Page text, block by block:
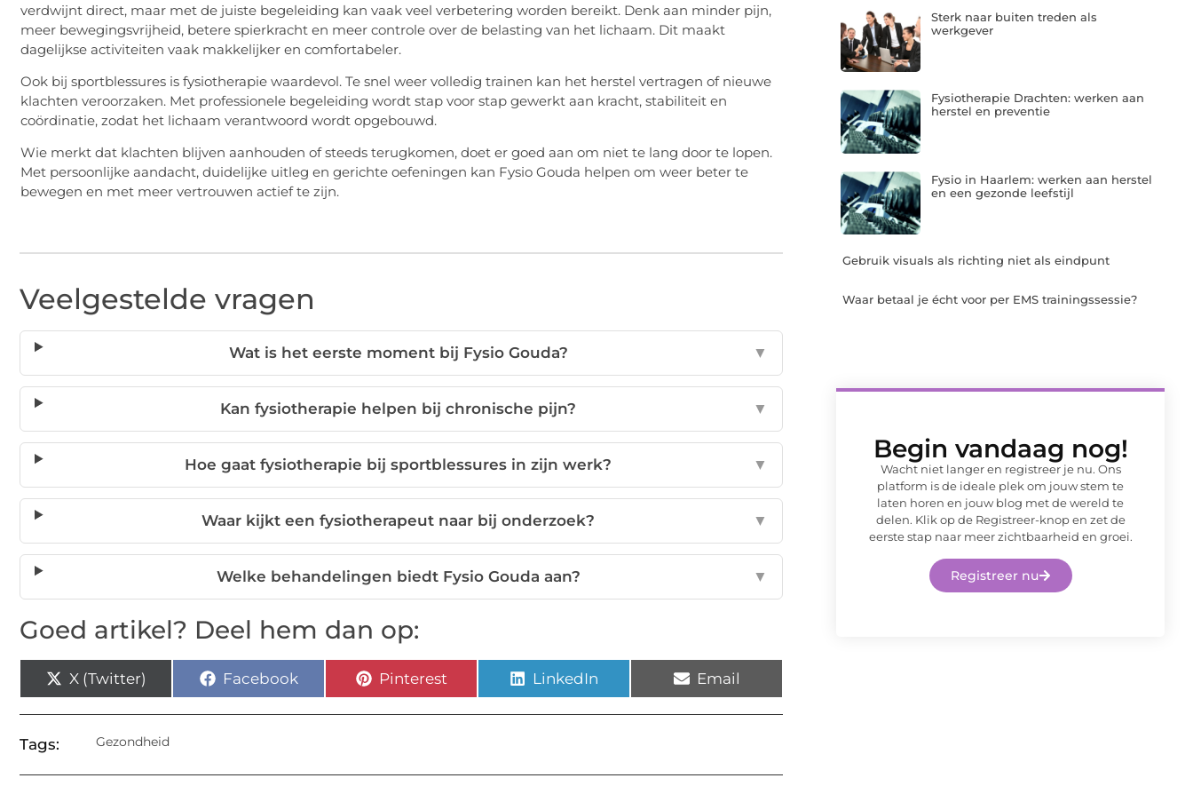
verdwijnt direct, maar met de juiste begeleiding kan vaak veel verbetering worden bereikt. Denk aan minder pijn,
meer bewegingsvrijheid, betere spierkracht en meer controle over de belasting van het lichaam. Dit maakt
dagelijkse activiteiten vaak makkelijker en comfortabeler.
Ook bij sportblessures is fysiotherapie waardevol. Te snel weer volledig trainen kan het herstel vertragen of nieuwe
klachten veroorzaken. Met professionele begeleiding wordt stap voor stap gewerkt aan kracht, stabiliteit en
coördinatie, zodat het lichaam verantwoord wordt opgebouwd.
Wie merkt dat klachten blijven aanhouden of steeds terugkomen, doet er goed aan om niet te lang door te lopen.
Met persoonlijke aandacht, duidelijke uitleg en gerichte oefeningen kan Fysio Gouda helpen om weer beter te
bewegen en met meer vertrouwen actief te zijn.
Veelgestelde vragen
Wat is het eerste moment bij Fysio Gouda? ▼
Kan fysiotherapie helpen bij chronische pijn? ▼
Hoe gaat fysiotherapie bij sportblessures in zijn werk? ▼
Waar kijkt een fysiotherapeut naar bij onderzoek? ▼
Welke behandelingen biedt Fysio Gouda aan? ▼
Goed artikel? Deel hem dan op:
X (Twitter) Facebook Pinterest LinkedIn Email
Tags: Gezondheid
Sterk naar buiten treden als
werkgever
Fysiotherapie Drachten: werken aan
herstel en preventie
Fysio in Haarlem: werken aan herstel
en een gezonde leefstijl
Gebruik visuals als richting niet als eindpunt
Waar betaal je écht voor per EMS trainingssessie?
Begin vandaag nog!
Wacht niet langer en registreer je nu. Ons
platform is de ideale plek om jouw stem te
laten horen en jouw blog met de wereld te
delen. Klik op de Registreer-knop en zet de
eerste stap naar meer zichtbaarheid en groei.
Registreer nu